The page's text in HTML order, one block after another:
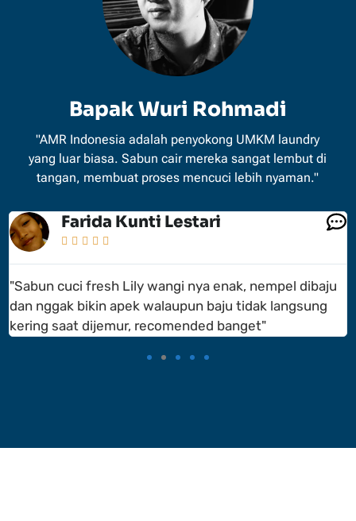
Bapak Wuri Rohmadi
"AMR Indonesia adalah penyokong UMKM laundry
yang luar biasa. Sabun cair mereka sangat lembut di
tangan, membuat proses mencuci lebih nyaman."
Muhammad Anis
    
"Nih yang butuh produk cairan pembersih kualitas
dengan harga terjangkau, boleh nih mampir langsung
ke pabriknya AMRI"